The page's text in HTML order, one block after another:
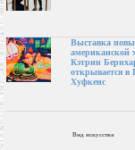
Выставка
американской
Кэтрин
открывается в
Хуфкенс
Вид искусства